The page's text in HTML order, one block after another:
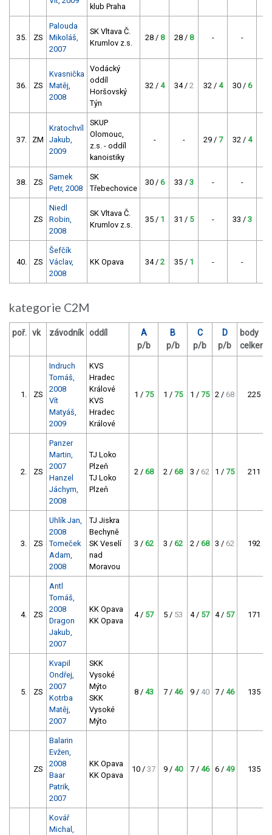
klub Praha
35. ZS
Palouda
Mikoláš,
2007
SK Vltava Č.
Krumlov z.s.
28 / 8 28 / 8 - -
36. ZS
Kvasnička
Matěj,
2008
Vodácký
oddíl
Horšovský
Týn
32 / 4 34 / 2 32 / 4 30 / 6
37. ZM
Kratochvíl
Jakub,
2009
SKUP
Olomouc,
z.s. - oddíl
kanoistiky
- - 29 / 7 32 / 4
38. ZS
Samek
Petr, 2008
SK
Třebechovice
30 / 6 33 / 3 - -
ZS
Niedl
Robin,
2008
SK Vltava Č.
Krumlov z.s.
35 / 1 31 / 5 - 33 / 3
40. ZS
Šefčík
Václav,
2008
KK Opava 34 / 2 35 / 1 - -
kategorie C2M
poř. vk závodník oddíl
A
p/b
B
p/b
C
p/b
D
p/b
body
celkem
1. ZS
Indruch
Tomáš,
2008
Vít
Matyáš,
2009
KVS
Hradec
Králové
KVS
Hradec
Králové
1 / 75 1 / 75 1 / 75 2 / 68 225
2. ZS
Panzer
Martin,
2007
Hanzel
Jáchym,
2008
TJ Loko
Plzeň
TJ Loko
Plzeň
2 / 68 2 / 68 3 / 62 1 / 75 211
3. ZS
Uhlík Jan,
2008
Tomeček
Adam,
2008
TJ Jiskra
Bechyně
SK Veselí
nad
Moravou
3 / 62 3 / 62 2 / 68 3 / 62 192
4. ZS
Antl
Tomáš,
2008
Dragon
Jakub,
2007
KK Opava
KK Opava
4 / 57 5 / 53 4 / 57 4 / 57 171
5. ZS
Kvapil
Ondřej,
2007
Kotrba
Matěj,
2007
SKK
Vysoké
Mýto
SKK
Vysoké
Mýto
8 / 43 7 / 46 9 / 40 7 / 46 135
ZS
Balarin
Evžen,
2008
Baar
Patrik,
2007
KK Opava
KK Opava
10 / 37 9 / 40 7 / 46 6 / 49 135
Kovář
Michal,